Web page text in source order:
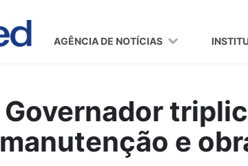
AGÊNCIA DE NOTÍCIAS
Governador
manutenção e